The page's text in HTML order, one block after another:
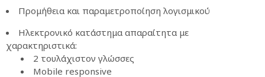
Προμήθεια και παραμετροποίηση λογισμικού
Ηλεκτρονικό κατάστημα απαραίτητα με
χαρακτηριστικά:
2 τουλάχιστον γλώσσες
Μobile responsive